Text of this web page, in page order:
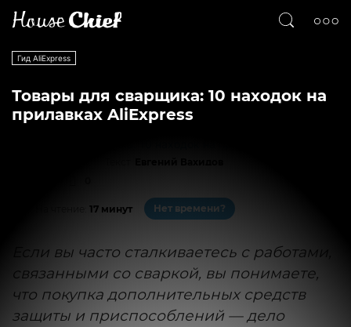
Гид AliExpress
Товары для сварщика: 10 находок на
прилавках AliExpress
17 минут Нет времени?
Если вы часто сталкиваетесь с работами,
связанными со сваркой, вы понимаете,
что покупка дополнительных средств
защиты и приспособлений — дело